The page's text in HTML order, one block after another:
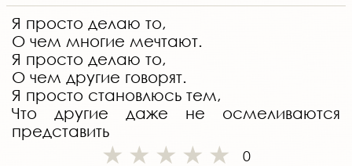
Я просто делаю то,
О чем многие мечтают.
Я просто делаю то,
О чем другие говорят.
Я просто становлюсь тем,
Что другие даже не осмеливаются
представить
0